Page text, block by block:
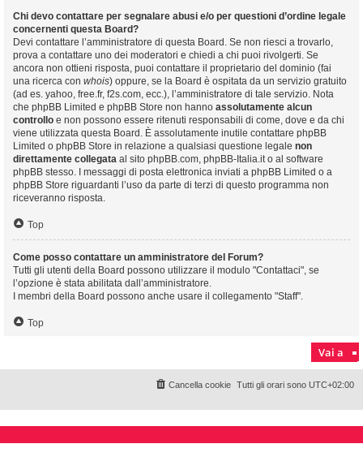
Chi devo contattare per segnalare abusi e/o per questioni d’ordine legale
concernenti questa Board?
Devi contattare l’amministratore di questa Board. Se non riesci a trovarlo,
prova a contattare uno dei moderatori e chiedi a chi puoi rivolgerti. Se
ancora non ottieni risposta, puoi contattare il proprietario del dominio (fai
una ricerca con whois) oppure, se la Board è ospitata da un servizio gratuito
(ad es. yahoo, free.fr, f2s.com, ecc.), l’amministratore di tale servizio. Nota
che phpBB Limited e phpBB Store non hanno assolutamente alcun
controllo e non possono essere ritenuti responsabili di come, dove e da chi
viene utilizzata questa Board. È assolutamente inutile contattare phpBB
Limited o phpBB Store in relazione a qualsiasi questione legale non
direttamente collegata al sito phpBB.com, phpBB-Italia.it o al software
phpBB stesso. I messaggi di posta elettronica inviati a phpBB Limited o a
phpBB Store riguardanti l’uso da parte di terzi di questo programma non
riceveranno risposta.
Top
Come posso contattare un amministratore del Forum?
Tutti gli utenti della Board possono utilizzare il modulo "Contattaci", se
l’opzione è stata abilitata dall’amministratore.
I membri della Board possono anche usare il collegamento "Staff".
Top
Vai a
Tutti gli orari sono UTC+02:00
Cancella cookie